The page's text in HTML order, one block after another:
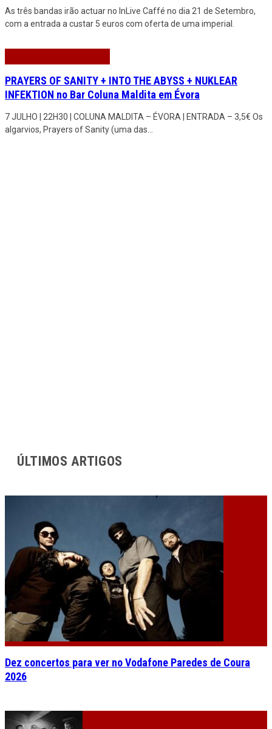
As três bandas irão actuar no InLive Caffé no dia 21 de Setembro,
com a entrada a custar 5 euros com oferta de uma imperial.
PRAYERS OF SANITY + INTO THE ABYSS + NUKLEAR
INFEKTION no Bar Coluna Maldita em Évora
7 JULHO | 22H30 | COLUNA MALDITA – ÉVORA | ENTRADA – 3,5€ Os
algarvios, Prayers of Sanity (uma das
ÚLTIMOS ARTIGOS
Dez concertos para ver no Vodafone Paredes de Coura
2026